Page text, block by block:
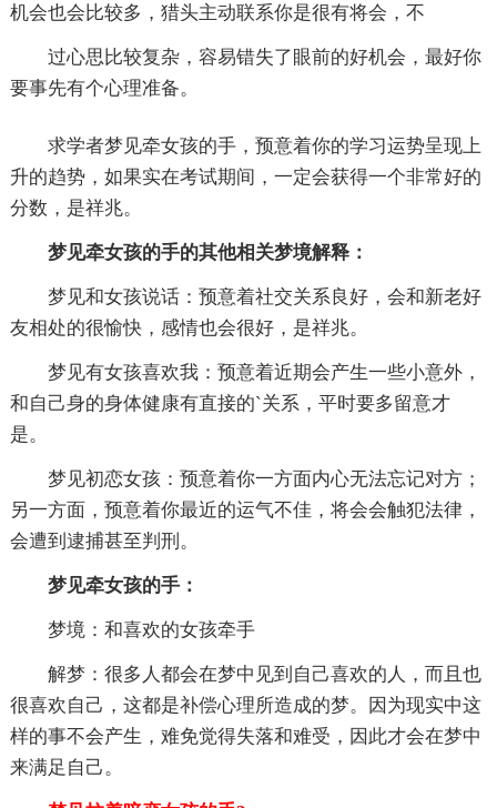
机会也会比较多，猎头主动联系你是很有将会，不
过心思比较复杂，容易错失了眼前的好机会，最好你
要事先有个心理准备。
求学者梦见牵女孩的手，预意着你的学习运势呈现上
升的趋势，如果实在考试期间，一定会获得一个非常好的
分数，是祥兆。
梦见牵女孩的手的其他相关梦境解释：
梦见和女孩说话：预意着社交关系良好，会和新老好
友相处的很愉快，感情也会很好，是祥兆。
梦见有女孩喜欢我：预意着近期会产生一些小意外，
和自己身的身体健康有直接的`关系，平时要多留意才
是。
梦见初恋女孩：预意着你一方面内心无法忘记对方；
另一方面，预意着你最近的运气不佳，将会会触犯法律，
会遭到逮捕甚至判刑。
梦见牵女孩的手：
梦境：和喜欢的女孩牵手
解梦：很多人都会在梦中见到自己喜欢的人，而且也
很喜欢自己，这都是补偿心理所造成的梦。因为现实中这
样的事不会产生，难免觉得失落和难受，因此才会在梦中
来满足自己。